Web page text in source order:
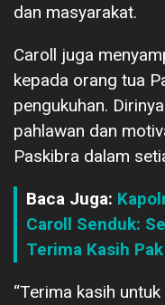
dan masyarakat.
Caroll juga
kepada orang tua
pengukuhan.
pahlawan dan
Paskibra dalam
Baca Juga:
Caroll Senduk:
Terima Kasih
“Terima kasih